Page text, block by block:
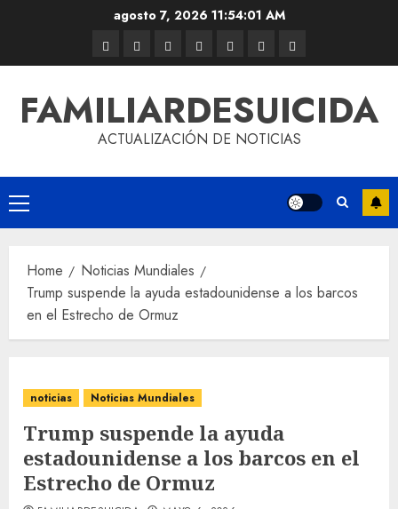
agosto 7, 2026 11:54:01 AM
FAMILIARDESUICIDA
ACTUALIZACIÓN DE NOTICIAS
Home
Noticias Mundiales
Trump suspende la ayuda estadounidense a los barcos
en el Estrecho de Ormuz
noticias Noticias Mundiales
Trump suspende la ayuda
estadounidense a los barcos en el
Estrecho de Ormuz